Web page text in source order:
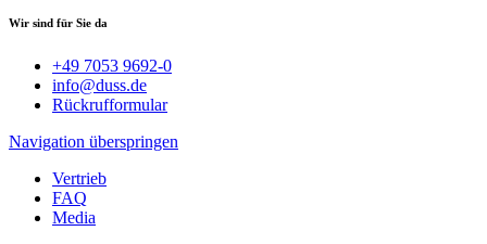
Wir sind für Sie da
+49 7053 9692-0
info@duss.de
Rückrufformular
Navigation überspringen
Vertrieb
FAQ
Media